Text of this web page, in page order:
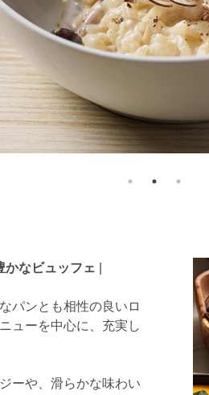
かなビュッフェ |
パンとも相性の良いロ
ューを中心に、充実し
ーや、滑らかな味わい